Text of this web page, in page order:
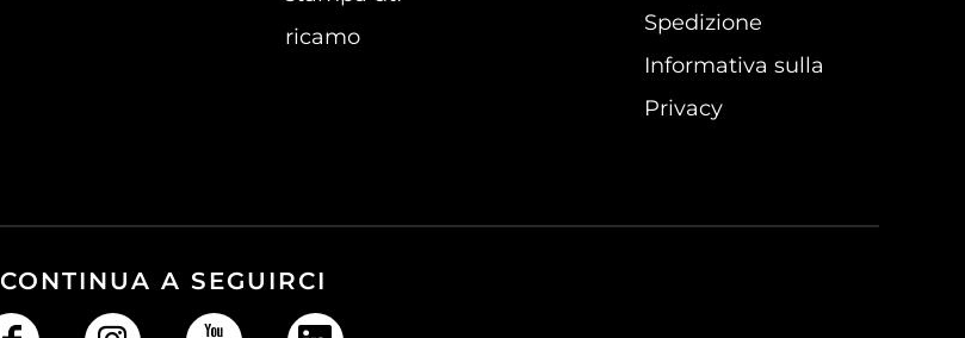
ricamo
Spedizione
Informativa sulla
Privacy
CONTINUA A SEGUIRCI